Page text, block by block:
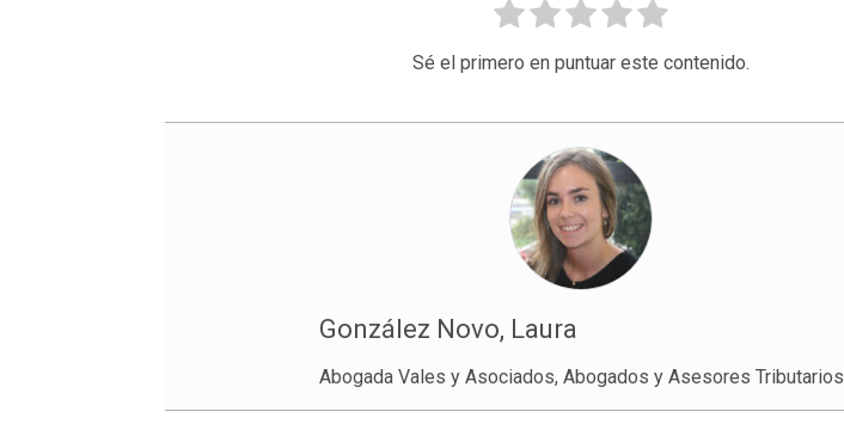
Sé el primero en puntuar este contenido.
González Novo, Laura
Abogada Vales y Asociados, Abogados y Asesores Tributarios